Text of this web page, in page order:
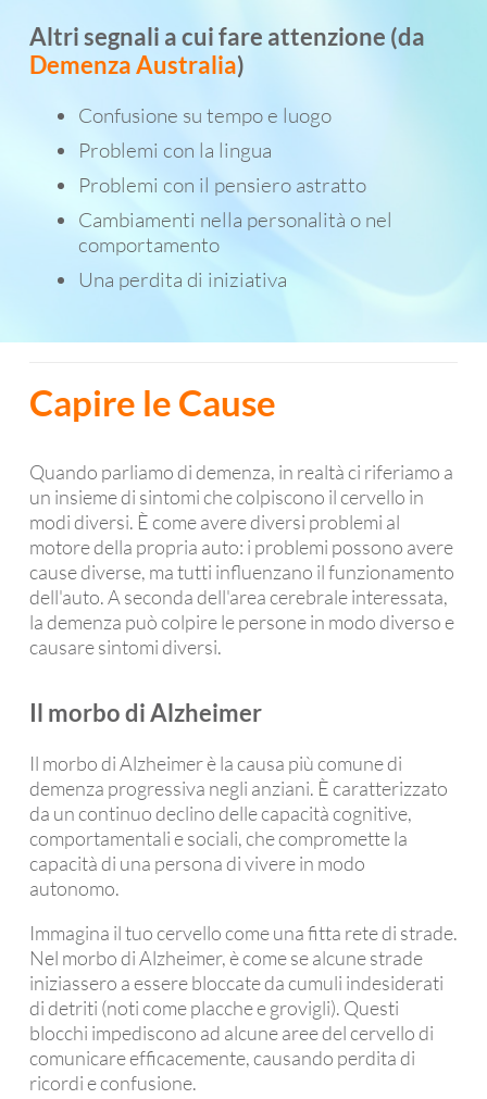
Altri segnali a cui fare attenzione (da
Demenza Australia)
Confusione su tempo e luogo
Problemi con la lingua
Problemi con il pensiero astratto
Cambiamenti nella personalità o nel
comportamento
Una perdita di iniziativa
Capire le Cause
Quando parliamo di demenza, in realtà ci riferiamo a
un insieme di sintomi che colpiscono il cervello in
modi diversi. È come avere diversi problemi al
motore della propria auto: i problemi possono avere
cause diverse, ma tutti influenzano il funzionamento
dell'auto. A seconda dell'area cerebrale interessata,
la demenza può colpire le persone in modo diverso e
causare sintomi diversi.
Il morbo di Alzheimer
Il morbo di Alzheimer è la causa più comune di
demenza progressiva negli anziani. È caratterizzato
da un continuo declino delle capacità cognitive,
comportamentali e sociali, che compromette la
capacità di una persona di vivere in modo
autonomo.
Immagina il tuo cervello come una fitta rete di strade.
Nel morbo di Alzheimer, è come se alcune strade
iniziassero a essere bloccate da cumuli indesiderati
di detriti (noti come placche e grovigli). Questi
blocchi impediscono ad alcune aree del cervello di
comunicare efficacemente, causando perdita di
ricordi e confusione.